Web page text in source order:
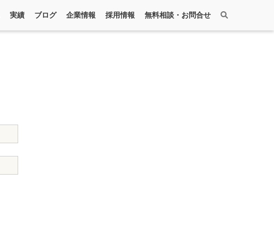
実績 ブログ 企業情報 採用情報 無料相談・お問合せ